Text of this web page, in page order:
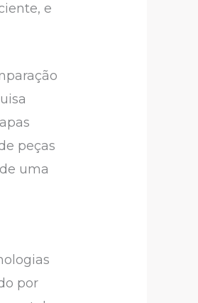
e
peças
uma
por